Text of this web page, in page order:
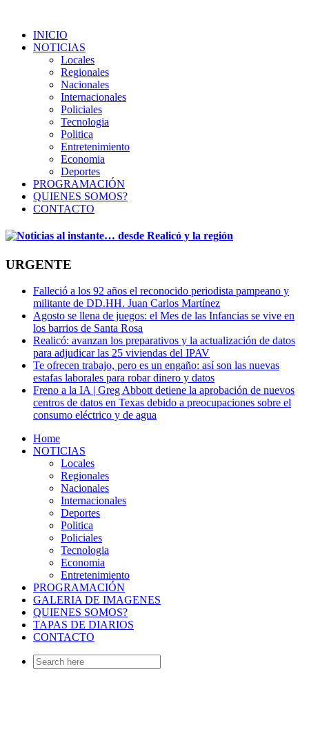
INICIO
NOTICIAS
Locales
Regionales
Nacionales
Internacionales
Policiales
Tecnologia
Politica
Entretenimiento
Economia
Deportes
PROGRAMACIÓN
QUIENES SOMOS?
CONTACTO
URGENTE
Falleció a los 92 años el reconocido periodista pampeano y
militante de DD.HH. Juan Carlos Martínez
Agosto se llena de juegos: el Mes de las Infancias se vive en
los barrios de Santa Rosa
Realicó: avanzan los preparativos y la actualización de datos
para adjudicar las 25 viviendas del IPAV
Te ofrecen trabajo, pero es un engaño: así son las nuevas
estafas laborales para robar dinero y datos
Freno a la IA | Greg Abbott detiene la aprobación de nuevos
centros de datos en Texas debido a preocupaciones sobre el
consumo eléctrico y de agua
Home
NOTICIAS
Locales
Regionales
Nacionales
Internacionales
Deportes
Politica
Policiales
Tecnologia
Economia
Entretenimiento
PROGRAMACIÓN
GALERIA DE IMAGENES
QUIENES SOMOS?
TAPAS DE DIARIOS
CONTACTO
Search
for: